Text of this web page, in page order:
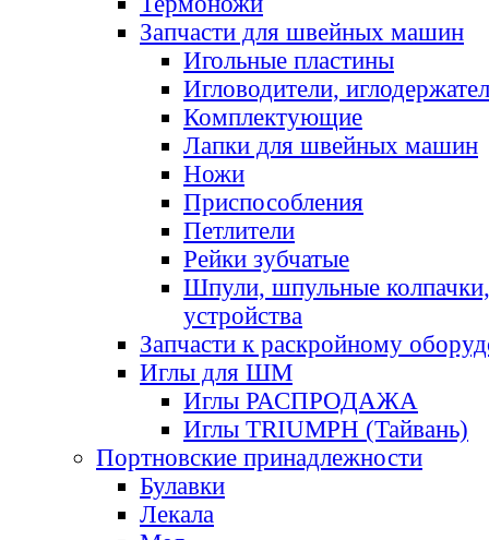
Запчасти для швейных машин
Игольные пластины
Игловодители,
Комплектующие
Лапки для швейных машин
Ножи
Приспособления
Петлители
Рейки зубчатые
Шпули, шпульные
устройства
Запчасти к раскройному
Иглы для ШМ
Иглы РАСПРОДАЖА
Иглы TRIUMPH (Тайвань)
Портновские принадлежности
Булавки
Лекала